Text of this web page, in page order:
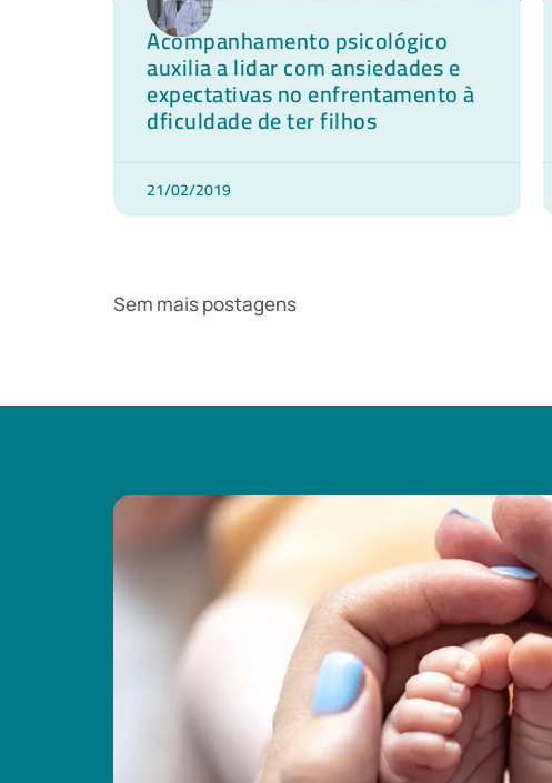
Acompanhamento psicológico
auxilia a lidar com ansiedades e
expectativas no enfrentamento à
dficuldade de ter filhos
21/02/2019
Sem mais postagens